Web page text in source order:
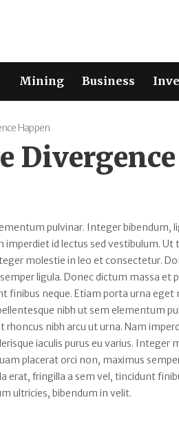
Mining Business
Happen
pulvinar. Integer
imperdiet id lectus sed vestibulum.
molestie in leo et consectetur.
ligula. Donec dictum massa
finibus neque. Etiam porta urna
nibh ut sem elementum
nibh arcu ut urna. Nam
iaculis purus eu varius.
placerat orci non, maximus
erat, fringilla a sem vel, tincidunt
ultricies, bibendum in velit.